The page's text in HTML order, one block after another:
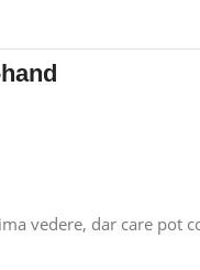
vedere, dar care pot